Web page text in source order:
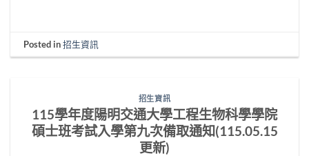
Posted in招生資訊
招生資訊
115學年度陽明交通大學工程生物科學學院
碩士班考試入學第九次備取通知(115.05.15
更新)